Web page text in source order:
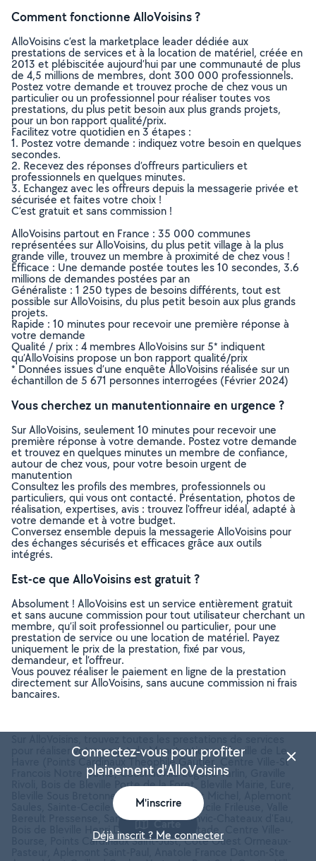
Comment fonctionne AlloVoisins ?
AlloVoisins c’est la marketplace leader dédiée aux
prestations de services et à la location de matériel, créée en
2013 et plébiscitée aujourd’hui par une communauté de plus
de 4,5 millions de membres, dont 300 000 professionnels.
Postez votre demande et trouvez proche de chez vous un
particulier ou un professionnel pour réaliser toutes vos
prestations, du plus petit besoin aux plus grands projets,
pour un bon rapport qualité/prix.
Facilitez votre quotidien en 3 étapes :
1. Postez votre demande : indiquez votre besoin en quelques
secondes.
2. Recevez des réponses d’offreurs particuliers et
professionnels en quelques minutes.
3. Echangez avec les offreurs depuis la messagerie privée et
sécurisée et faites votre choix !
C’est gratuit et sans commission !
AlloVoisins partout en France : 35 000 communes
représentées sur AlloVoisins, du plus petit village à la plus
grande ville, trouvez un membre à proximité de chez vous !
Efficace : Une demande postée toutes les 10 secondes, 3.6
millions de demandes postées par an
Généraliste : 1 250 types de besoins différents, tout est
possible sur AlloVoisins, du plus petit besoin aux plus grands
projets.
Rapide : 10 minutes pour recevoir une première réponse à
votre demande
Qualité / prix : 4 membres AlloVoisins sur 5* indiquent
qu’AlloVoisins propose un bon rapport qualité/prix
* Données issues d’une enquête AlloVoisins réalisée sur un
échantillon de 5 671 personnes interrogées (Février 2024)
Vous cherchez un manutentionnaire en urgence ?
Sur AlloVoisins, seulement 10 minutes pour recevoir une
première réponse à votre demande. Postez votre demande
et trouvez en quelques minutes un membre de confiance,
autour de chez vous, pour votre besoin urgent de
manutention
Consultez les profils des membres, professionnels ou
particuliers, qui vous ont contacté. Présentation, photos de
réalisation, expertises, avis : trouvez l'offreur idéal, adapté à
votre demande et à votre budget.
Conversez ensemble depuis la messagerie AlloVoisins pour
des échanges sécurisés et efficaces grâce aux outils
intégrés.
Est-ce que AlloVoisins est gratuit ?
Absolument ! AlloVoisins est un service entièrement gratuit
et sans aucune commission pour tout utilisateur cherchant un
membre, qu’il soit professionnel ou particulier, pour une
prestation de service ou une location de matériel. Payez
uniquement le prix de la prestation, fixé par vous,
demandeur, et l’offreur.
Vous pouvez réaliser le paiement en ligne de la prestation
directement sur AlloVoisins, sans aucune commission ni frais
bancaires.
pour réaliser votre projet de Manutention sur la ville de Le
Havre (Points Cardinaux Theophile Gautier, Centre Ville-St
Francois Notre Dame, Caucriauville Eugene Varlin, Graville
Rivoli, Bois de Bleville Porte de la Foret, Bleville Mairie, Eure,
Bleville Sous Bretonne, Centre Ville-Saint Michel, Aplemont
Saules, Sainte-Cecile Hallates, Sainte-Cecile Frileuse, Valle
Bereult Pressense, Sanvic-Val Soleil, Sanvic-Chateaux d'Eau,
Bois de Bleville Henri Dunant, Graville Stade, Centre Ville-
Bourse, Points Cardinaux Saint-Just, Cote Ouest Ormeaux-
Carte
Connectez-vous pour profiter
pleinement d'AlloVoisins
M'inscrire
Déjà inscrit ? Me connecter